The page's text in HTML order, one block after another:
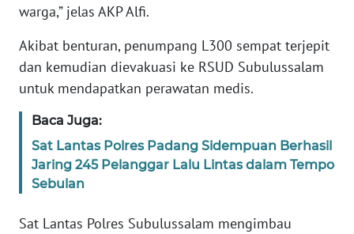
warga,” jelas AKP Alfi.
Akibat benturan, penumpang L300 sempat terjepit
dan kemudian dievakuasi ke RSUD Subulussalam
untuk mendapatkan perawatan medis.
Baca Juga:
Sat Lantas Polres Padang Sidempuan Berhasil
Jaring 245 Pelanggar Lalu Lintas dalam Tempo
Sebulan
Sat Lantas Polres Subulussalam mengimbau
SULTRA
WN
WN
SULTENG
SULBAR